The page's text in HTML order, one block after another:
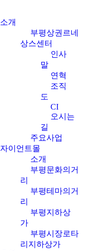
소개
부평상권르네
상스센터
인사
말
연혁
조직
도
CI
오시는
길
주요사업
자이언트몰
소개
부평문화의거
리
부평테마의거
리
부평지하상
가
부평시장로타
리지하상가